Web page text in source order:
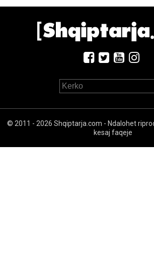
© 2011 - 2026 Shqiptarja.com - Ndalohet
kesaj faqeje